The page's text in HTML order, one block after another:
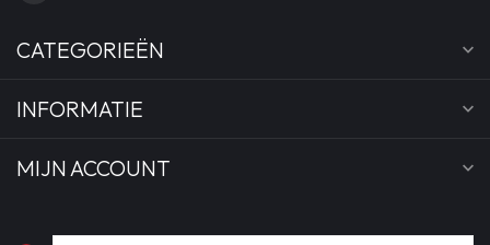
CATEGORIEËN
INFORMATIE
MIJN ACCOUNT